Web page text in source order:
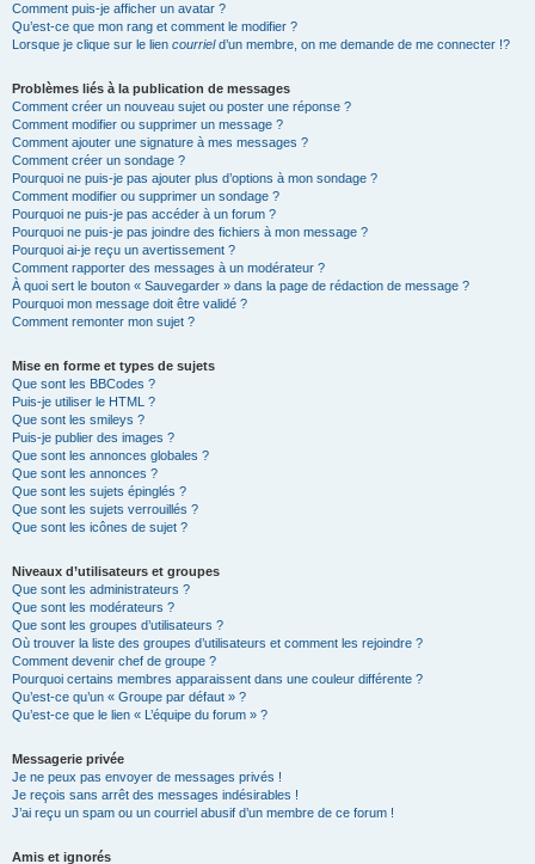
Comment puis-je afficher un avatar ?
Qu’est-ce que mon rang et comment le modifier ?
Lorsque je clique sur le lien courrield’un membre, on me demande de me connecter !?
Problèmes liés à la publication de messages
Comment créer un nouveau sujet ou poster une réponse ?
Comment modifier ou supprimer un message ?
Comment ajouter une signature à mes messages ?
Comment créer un sondage ?
Pourquoi ne puis-je pas ajouter plus d’options à mon sondage ?
Comment modifier ou supprimer un sondage ?
Pourquoi ne puis-je pas accéder à un forum ?
Pourquoi ne puis-je pas joindre des fichiers à mon message ?
Pourquoi ai-je reçu un avertissement ?
Comment rapporter des messages à un modérateur ?
À quoi sert le bouton « Sauvegarder » dans la page de rédaction de message ?
Pourquoi mon message doit être validé ?
Comment remonter mon sujet ?
Mise en forme et types de sujets
Que sont les BBCodes ?
Puis-je utiliser le HTML ?
Que sont les smileys ?
Puis-je publier des images ?
Que sont les annonces globales ?
Que sont les annonces ?
Que sont les sujets épinglés ?
Que sont les sujets verrouillés ?
Que sont les icônes de sujet ?
Niveaux d’utilisateurs et groupes
Que sont les administrateurs ?
Que sont les modérateurs ?
Que sont les groupes d’utilisateurs ?
Où trouver la liste des groupes d’utilisateurs et comment les rejoindre ?
Comment devenir chef de groupe ?
Pourquoi certains membres apparaissent dans une couleur différente ?
Qu’est-ce qu’un « Groupe par défaut » ?
Qu’est-ce que le lien « L’équipe du forum » ?
Messagerie privée
Je ne peux pas envoyer de messages privés !
Je reçois sans arrêt des messages indésirables !
J’ai reçu un spam ou un courriel abusif d’un membre de ce forum !
Amis et ignorés